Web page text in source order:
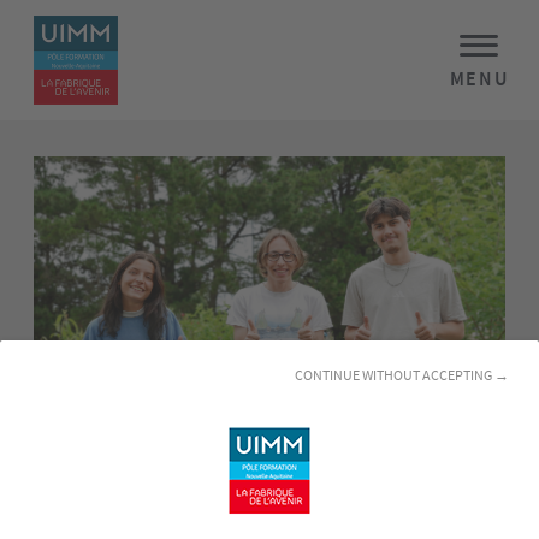
CONTINUE WITHOUT ACCEPTING →
MENU
Arthur est un étudiant passionné en 1ère année de
Génie Mécanique et Productique(GMP)